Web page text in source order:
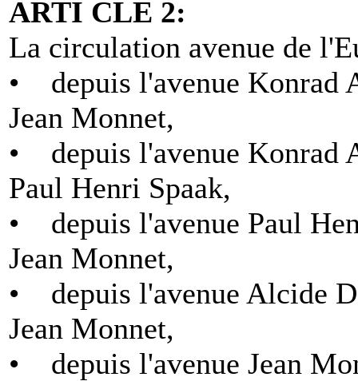
ARTI CLE 2:
La circulation avenue de
• depuis l'avenue Konrad
Jean Monnet,
• depuis l'avenue Konrad
Paul Henri Spaak,
• depuis l'avenue Paul
Jean Monnet,
• depuis l'avenue Alcide
Jean Monnet,
• depuis l'avenue Jean